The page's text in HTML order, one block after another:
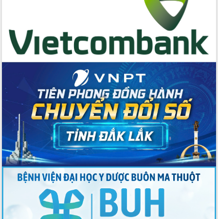
Triết dự Ngày hội đại đoàn kết tại
Buôn Đăk Tuôr, xã Cư Pui
Khởi công xây dựng Trường Phổ thông
nội trú liên cấp tiểu học và THCS xã Ia
Phó Thủ tướng Chính phủ Mai Văn
Chính chia sẻ, động viên người dân
chịu ảnh hưởng nặng từ bão số 13
Chủ tịch UBND tỉnh kiểm tra công tác
phòng, chống bão số 13 tại các địa
bàn xung yếu
Tập trung đẩy nhanh giải ngân nguồn
vốn các chương trình mục tiêu quốc
Xã Ea H'leo giữ vững và nâng cao chất
lượng các tiêu chí nông thôn mới
Công bố quyết định của Ban Thường
vụ Tỉnh ủy về công tác cán bộ